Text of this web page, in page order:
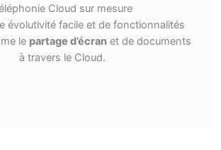
Cloud sur mesure
évolutivité facile et de fonctionnalités
le partage d’écran et de documents
à travers le Cloud.